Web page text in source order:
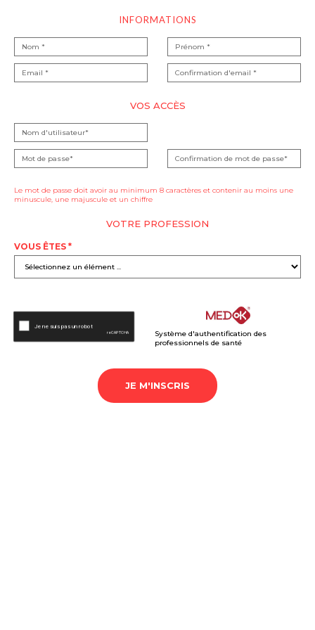
INFORMATIONS
VOS ACCÈS
Le mot de passe doit avoir au minimum 8 caractères et contenir au moins une
minuscule, une majuscule et un chiffre
VOTRE PROFESSION
VOUS ÊTES *
Système d'authentification des
professionnels de santé
JE M'INSCRIS